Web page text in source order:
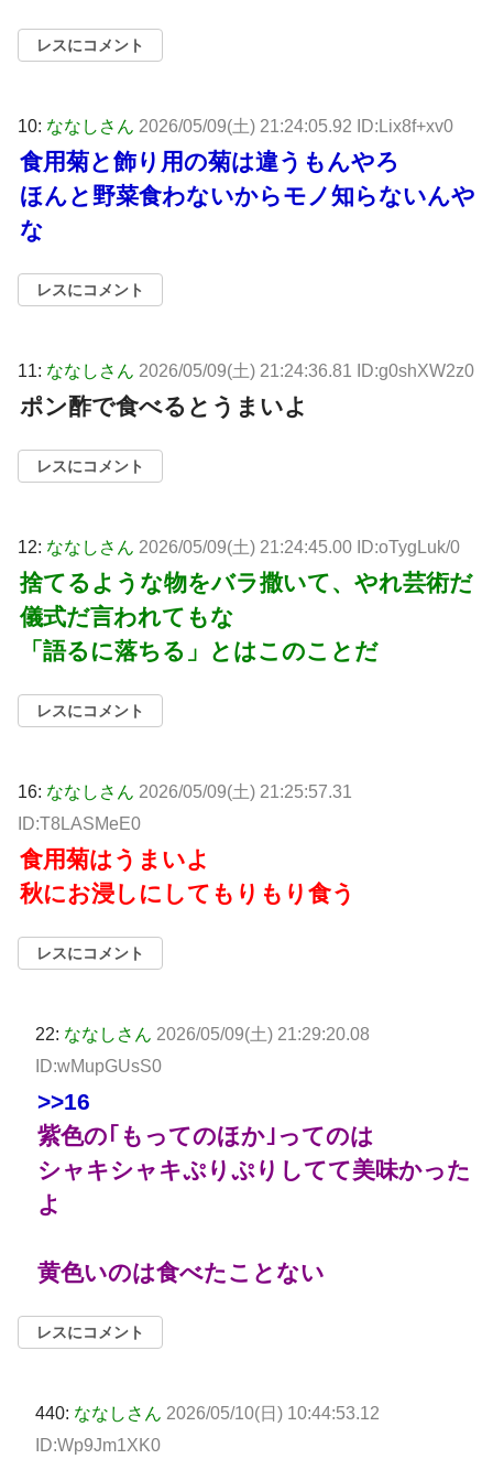
レスにコメント
10: ななしさん 2026/05/09(土) 21:24:05.92 ID:Lix8f+xv0
食用菊と飾り用の菊は違うもんやろ
ほんと野菜食わないからモノ知らないんや
な
レスにコメント
11: ななしさん 2026/05/09(土) 21:24:36.81 ID:g0shXW2z0
ポン酢で食べるとうまいよ
レスにコメント
12: ななしさん 2026/05/09(土) 21:24:45.00 ID:oTygLuk/0
捨てるような物をバラ撒いて、やれ芸術だ
儀式だ言われてもな
「語るに落ちる」とはこのことだ
レスにコメント
16: ななしさん 2026/05/09(土) 21:25:57.31
ID:T8LASMeE0
食用菊はうまいよ
秋にお浸しにしてもりもり食う
レスにコメント
22: ななしさん 2026/05/09(土) 21:29:20.08
ID:wMupGUsS0
>>16
紫色の｢もってのほか｣ってのは
シャキシャキぷりぷりしてて美味かった
よ
黄色いのは食べたことない
レスにコメント
440: ななしさん 2026/05/10(日) 10:44:53.12
ID:Wp9Jm1XK0